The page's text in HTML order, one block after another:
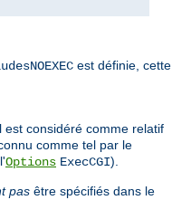
est définie, cette
est considéré comme relatif
comme tel par le
Options ExecCGI).
pas être spécifiés dans le